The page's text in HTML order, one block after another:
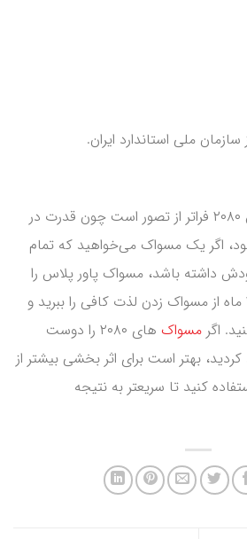
سازمان ملی استاندارد ایران.
ویژگی مسواک پاور پلاس ۲۰۸۰ فراتر از تصور است چون قدرت در
اگر یک مسواک می‌خواهید که تمام
داشته باشد، مسواک پاور پلاس را
انتخاب کنید تا حداقل ۳ ماه از مسواک زدن لذت کافی را ببرید و
اگر مسواک‌
های ۲۰۸۰ را دوست
بهتر است برای اثر بخشی بیشتر از
۲۰۸۰ استفاده کنید تا سریعتر به نتیجه